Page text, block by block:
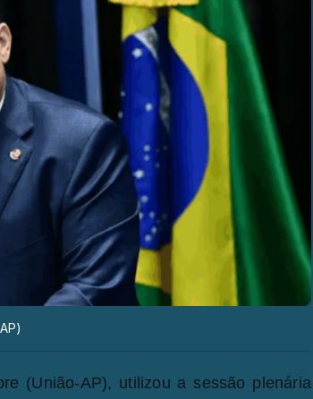
(União-AP), utilizou a sessão plenária